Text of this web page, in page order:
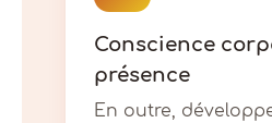
Conscience
présence
En outre,